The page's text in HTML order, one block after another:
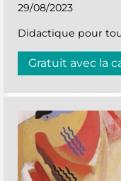
29/08/2023
Didactique pour
Gratuit avec la